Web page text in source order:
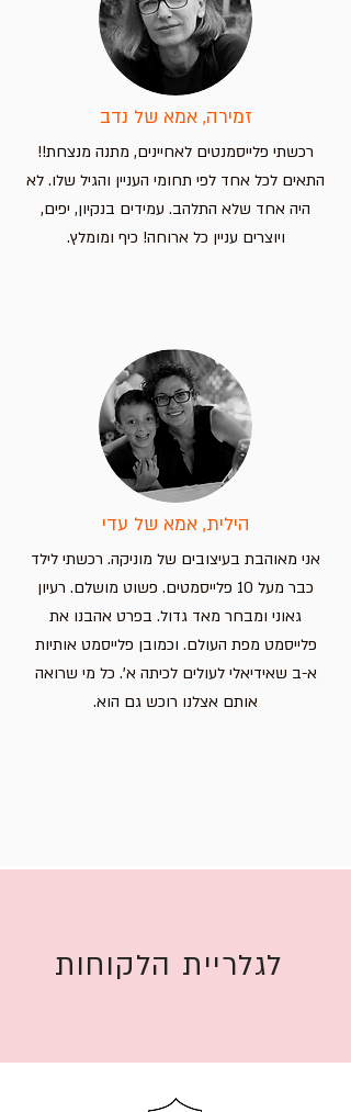
זמירה, אמא של נדב
רכשתי פלייסמנטים לאחיינים, מתנה מנצחת!!
התאים לכל אחד לפי תחומי העניין והגיל שלו. לא
היה אחד שלא התלהב. עמידים בנקיון, יפים,
ויוצרים עניין כל ארוחה! כיף ומומלץ.
הילית, אמא של עדי
אני מאוהבת בעיצובים של מוניקה. רכשתי לילד
כבר מעל 10 פלייסמטים. פשוט מושלם. רעיון
גאוני ומבחר מאד גדול. בפרט אהבנו את
פלייסמט מפת העולם. וכמובן פלייסמט אותיות
א-ב שאידיאלי לעולים לכיתה א'. כל מי שרואה
אותם אצלנו רוכש גם הוא.
לגלריית הלקוחות